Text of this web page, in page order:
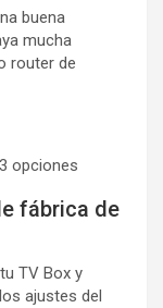
buena
mucha
router de
opciones
fábrica de
TV Box y
ajustes del